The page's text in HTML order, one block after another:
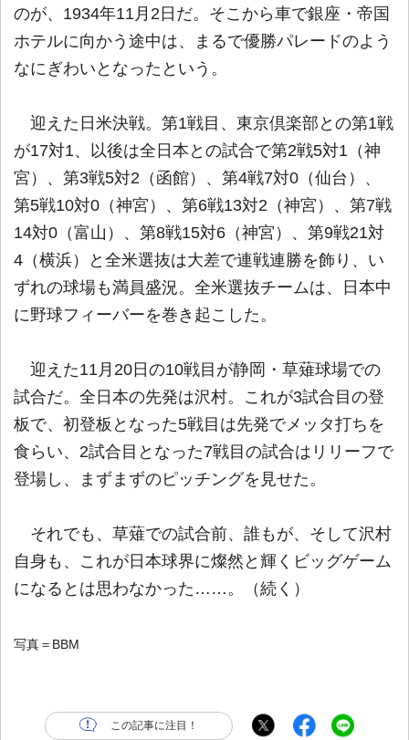
のが、1934年11月2日だ。そこから車で銀座・帝国
ホテルに向かう途中は、まるで優勝パレードのよう
なにぎわいとなったという。
迎えた日米決戦。第1戦目、東京倶楽部との第1戦
が17対1、以後は全日本との試合で第2戦5対1（神
宮）、第3戦5対2（函館）、第4戦7対0（仙台）、
第5戦10対0（神宮）、第6戦13対2（神宮）、第7戦
14対0（富山）、第8戦15対6（神宮）、第9戦21対
4（横浜）と全米選抜は大差で連戦連勝を飾り、い
ずれの球場も満員盛況。全米選抜チームは、日本中
に野球フィーバーを巻き起こした。
迎えた11月20日の10戦目が静岡・草薙球場での
試合だ。全日本の先発は沢村。これが3試合目の登
板で、初登板となった5戦目は先発でメッタ打ちを
食らい、2試合目となった7戦目の試合はリリーフで
登場し、まずまずのピッチングを見せた。
それでも、草薙での試合前、誰もが、そして沢村
自身も、これが日本球界に燦然と輝くビッグゲーム
になるとは思わなかった……。（続く）
写真＝BBM
この記事に注目！